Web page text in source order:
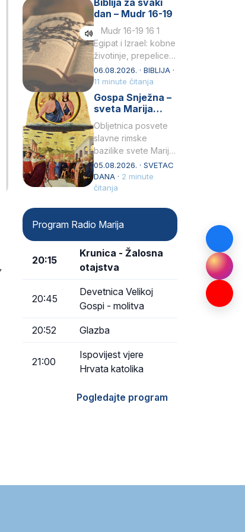
Petar u svojoj
drugoj…
Biblija za svaki
dan – Mudr 16-19
Mudr 16-19 16 1
Egipat i Izrael: kobne
životinje, prepelice
Zato bijahu
primjereno kažnjeni
sličnim životinjamai
mučeni mnoštvom
06.08.2026. · BIBLIJA ·
11 minute čitanja
Gospa Snježna –
sveta Marija
Velika, zaštitnica
rimske bazilike
Obljetnica posvete
slavne rimske
bazilike svete Marije
Velike (Santa Maria
Maggiore) u narodu
se slavi kao Gospa
05.08.2026. · SVETAC
DANA · 2 minute
čitanja
Program Radio Marija
20:15
Krunica - Žalosna
otajstva
20:45
Devetnica Velikoj
Gospi - molitva
20:52 Glazba
21:00
Ispovijest vjere
Hrvata katolika
Pogledajte program